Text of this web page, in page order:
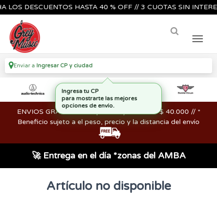
LOS DESCUENTOS HASTA 40 % OFF // 3 CUOTAS SIN
Enviar a Ingresar CP y ciudad
ENVIOS GRATIS en compras mayores a los $ 40.000 // *
Beneficio sujeto a el peso, precio y la distancia del envío
🚀 Entrega en el día *zonas del AMBA
Artículo no disponible
Ingresa tu CP
para mostrarte las mejores
opciones de envío.